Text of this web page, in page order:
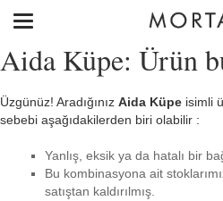
Aida Küpe: Ürün
Üzgünüz! Aradığınız Aida Küpe isimli
sebebi aşağıdakilerden biri olabilir :
Yanlış, eksik ya da hatalı bir
Bu kombinasyona ait
satıştan kaldırılmış.